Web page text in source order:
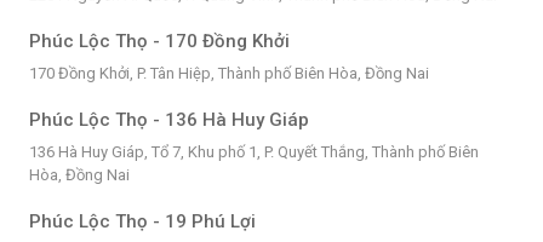
Phúc Lộc Thọ - 170 Đồng Khởi
170 Đồng Khởi, P. Tân Hiệp, Thành phố Biên Hòa, Đồng Nai
Phúc Lộc Thọ - 136 Hà Huy Giáp
136 Hà Huy Giáp, Tổ 7, Khu phố 1, P. Quyết Thắng, Thành phố Biên
Hòa, Đồng Nai
Phúc Lộc Thọ - 19 Phú Lợi